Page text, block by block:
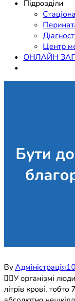
Підрозділи
Центр
ОНЛАЙН
Бути
ByАдміністрація
☝🏼У організмі
літрів крові,